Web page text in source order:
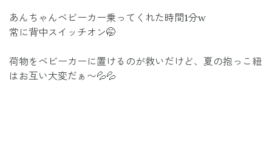
あんちゃんベビーカー乗ってくれた時間1分w
常に背中スイッチオン🤭
荷物をベビーカーに置けるのが救いだけど、夏の抱っこ紐
はお互い大変だぁ〜💦💦